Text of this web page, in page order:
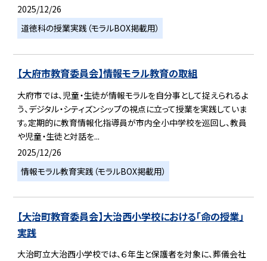
2025/12/26
道徳科の授業実践（モラルBOX掲載用）
【大府市教育委員会】情報モラル教育の取組
大府市では、児童・生徒が情報モラルを自分事として捉えられるよ
う、デジタル・シティズンシップの視点に立って授業を実践していま
す。定期的に教育情報化指導員が市内全小中学校を巡回し、教員
や児童・生徒と対話を...
2025/12/26
情報モラル教育実践（モラルBOX掲載用）
【大治町教育委員会】大治西小学校における「命の授業」
実践
大治町立大治西小学校では、６年生と保護者を対象に、葬儀会社